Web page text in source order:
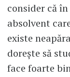
consider că
absolvent
existe
dorește să
face foarte